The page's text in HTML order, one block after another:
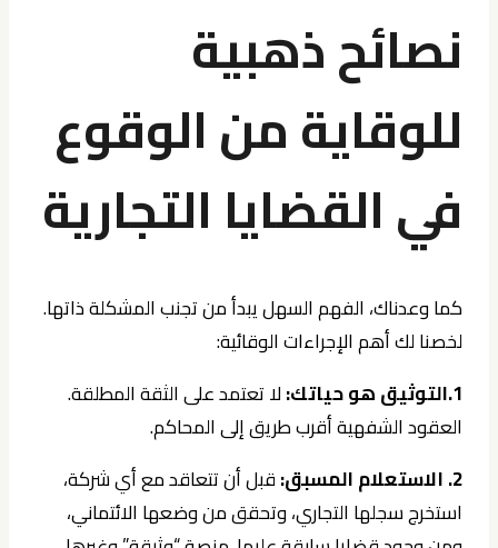
نصائح ذهبية
للوقاية من الوقوع
في القضايا التجارية
كما وعدناك، الفهم السهل يبدأ من تجنب المشكلة ذاتها.
لخصنا لك أهم الإجراءات الوقائية:
1.التوثيق هو حياتك:
لا تعتمد على الثقة المطلقة.
العقود الشفهية أقرب طريق إلى المحاكم.
2. الاستعلام المسبق:
قبل أن تتعاقد مع أي شركة،
استخرج سجلها التجاري، وتحقق من وضعها الائتماني،